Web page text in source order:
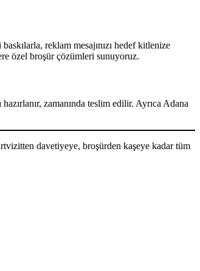
reklam mesajınızı hedef kitlenize
özel broşür çözümleri sunuyoruz.
zamanında teslim edilir. Ayrıca Adana
davetiyeye, broşürden kaşeye kadar tüm